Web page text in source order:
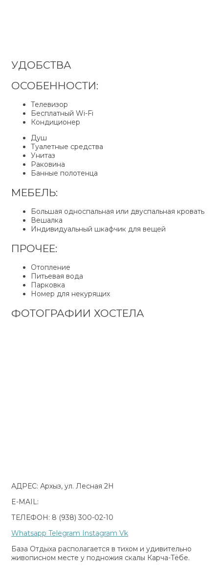
УДОБСТВА
ОСОБЕННОСТИ:
Телевизор
Бесплатный Wi-Fi
Кондиционер
Душ
Туалетные средства
Унитаз
Раковина
Банные полотенца
МЕБЕЛЬ:
Большая односпальная или двуспальная кровать
Вешалка
Индивидуальный шкафчик для вещей
ПРОЧЕЕ:
Отопление
Питьевая вода
Парковка
Номер для некурящих
ФОТОГРАФИИ ХОСТЕЛА
АДРЕС: Архыз, ул. Лесная 2Н
E-MAIL:
ТЕЛЕФОН: 8 (938) 300-02-10
Whatsapp Telegram Instagram Vk
База Отдыха располагается в тихом и удивительно
живописном месте у подножия скалы Карча-Тёбе.